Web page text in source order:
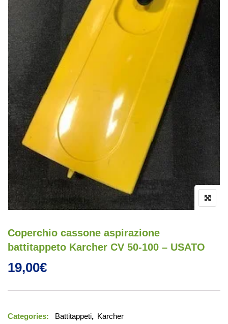
Coperchio cassone aspirazione
battitappeto Karcher CV 50-100 – USATO
19,00€
Categories: Battitappeti, Karcher